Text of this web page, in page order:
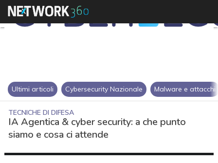
Ultimi articoli Cybersecurity Nazionale Malware e attacchi
TECNICHE DI DIFESA
IA Agentica & cyber security: a che punto
siamo e cosa ci attende